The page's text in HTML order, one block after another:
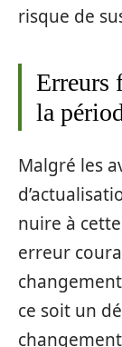
risque de
Erreurs
la
Malgré les
nuire à
erreur
ce soit un